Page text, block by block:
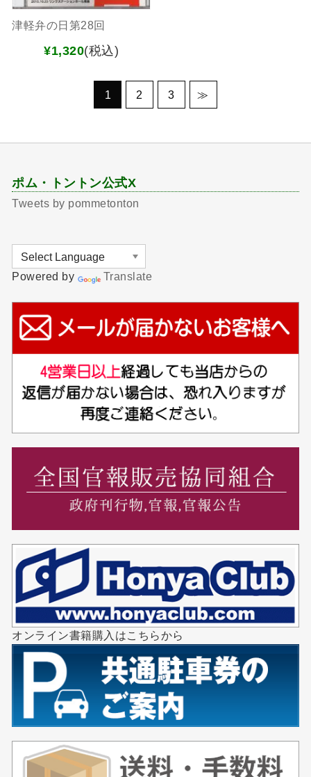
津軽弁の日第28回
¥1,320(税込)
1 2 3 ≫
ポム・トントン公式X
Tweets by pommetonton
Powered by Translate
オンライン書籍購入はこちらから